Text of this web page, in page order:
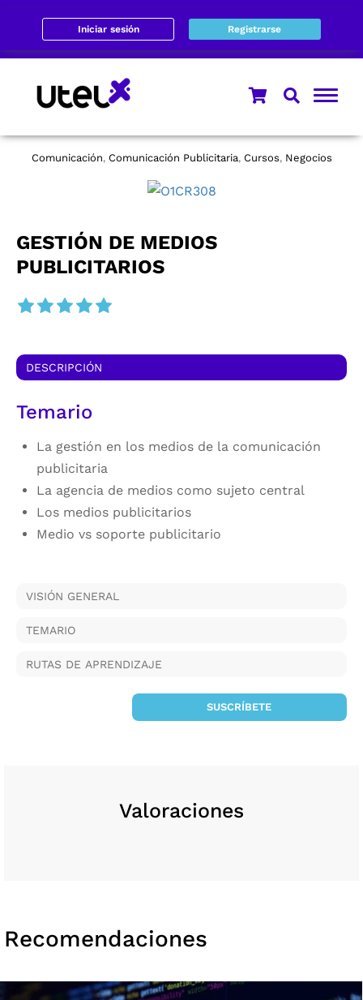
Iniciar sesión Registrarse
Comunicación, Comunicación Publicitaria, Cursos, Negocios
GESTIÓN DE MEDIOS
PUBLICITARIOS
DESCRIPCIÓN
Temario
La gestión en los medios de la comunicación
publicitaria
La agencia de medios como sujeto central
Los medios publicitarios
Medio vs soporte publicitario
VISIÓN GENERAL
TEMARIO
RUTAS DE APRENDIZAJE
SUSCRÍBETE
Valoraciones
Recomendaciones